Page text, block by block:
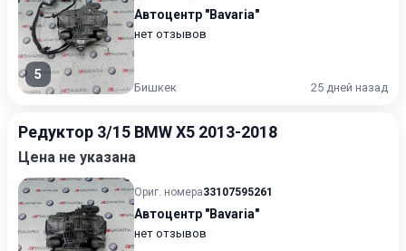
5
Автоцентр "Bavaria"
нет отзывов
Бишкек 25 дней назад
Редуктор 3/15 BMW X5 2013-2018
Цена не указана
Ориг. номера33107595261
Автоцентр "Bavaria"
нет отзывов